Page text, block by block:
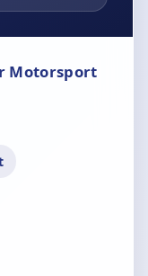
Motorsport